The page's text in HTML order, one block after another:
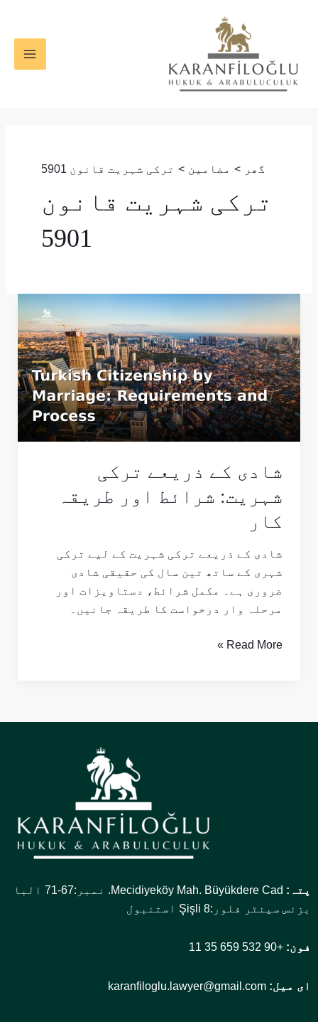
گھر مضامین ترکی شہریت قانون 5901
ترکی شہریت قانون
5901
شادی کے ذریعے ترکی
شہریت: شرائط اور طریقہ
کار
شادی کے ذریعے ترکی شہریت کے لیے ترکی
شہری کے ساتھ تین سال کی حقیقی شادی
ضروری ہے۔ مکمل شرائط، دستاویزات اور
مرحلہ وار درخواست کا طریقہ جانیں۔
شادی
کے
ذریعے
ترکی
شہریت:
شرائط
اور
طریقہ
Read More »
پتہ:
Mecidiyeköy Mah. Büyükdere Cad. نمبر:67-71 البا
بزنس سینٹر فلور:8 Şişli استنبول
فون: +90 532 659 35 11
ای میل: karanfiloglu.lawyer@gmail.com